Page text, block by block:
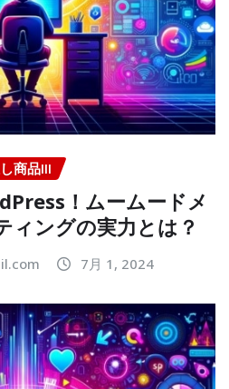
商品III
！ムームードメ
ィングの実力とは？
7月 1, 2024